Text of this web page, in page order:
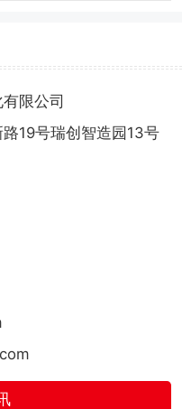
限公司
19号瑞创智造园13号